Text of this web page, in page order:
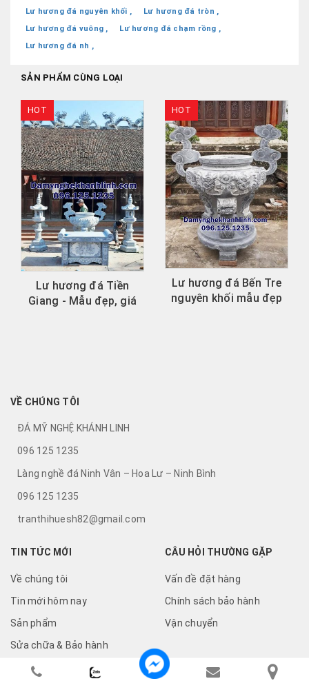
Lư hương đá nguyên khối ,
Lư hương đá tròn ,
Lư hương đá vuông ,
Lư hương đá chạm rồng ,
Lư hương đá nh ,
SẢN PHẨM CÙNG LOẠI
HOT
Lư hương đá Bến Tre
nguyên khối mẫu đẹp
Lư hương đá Cần Thơ
- Vẻ đẹp tâm linh cho
không gian thờ cúng.
VỀ CHÚNG TÔI
ĐÁ MỸ NGHỆ KHÁNH LINH
096 125 1235
Làng nghề đá Ninh Vân – Hoa Lư – Ninh Bình
096 125 1235
tranthihuesh82@gmail.com
TIN TỨC MỚI
Về chúng tôi
Tin mới hôm nay
Sản phẩm
Sửa chữa & Bảo hành
CÂU HỎI THƯỜNG GẶP
Vấn đề đặt hàng
Chính sách bảo hành
Vận chuyển
Copyright by damynghekhanhlinh